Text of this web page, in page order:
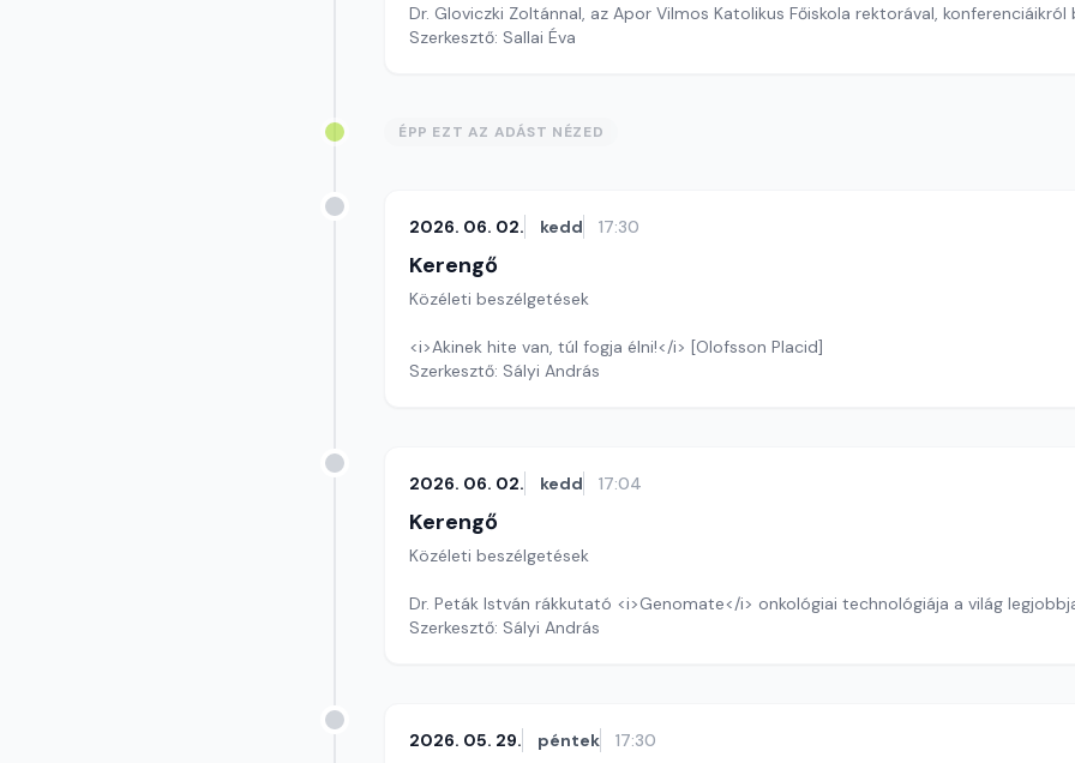
Dr. Gloviczki Zoltánnal, az Apor Vilmos Katolikus Főiskola rektorával, konferenciáikról
Szerkesztő: Sallai Éva
ÉPP EZT AZ ADÁST NÉZED
2026. 06. 02. kedd 17:30
Kerengő
Közéleti beszélgetések
<i>Akinek hite van, túl fogja élni!</i> [Olofsson Placid]
Szerkesztő: Sályi András
2026. 06. 02. kedd 17:04
Kerengő
Közéleti beszélgetések
Dr. Peták István rákkutató <i>Genomate</i> onkológiai technológiája a világ
Szerkesztő: Sályi András
2026. 05. 29. péntek 17:30